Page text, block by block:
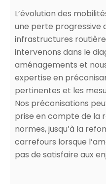
L’évolution des
une perte progressive
infrastructures
intervenons dans le
aménagements et
expertise en
pertinentes et les
Nos préconisations
prise en compte de la
normes, jusqu’à la
carrefours lorsque
pas de satisfaire aux